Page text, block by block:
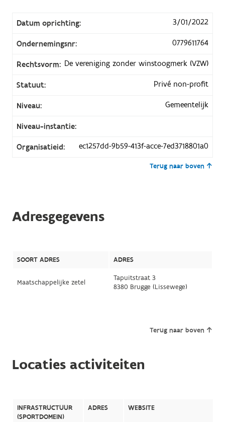
Datum oprichting: 3/01/2022
Ondernemingsnr: 0779611764
Rechtsvorm: De vereniging zonder winstoogmerk (VZW)
Statuut: Privé non-profit
Niveau: Gemeentelijk
Niveau-instantie:
Organisatieid: ec1257dd-9b59-413f-acce-7ed3718801a0
Terug naar boven
Adresgegevens
SOORT ADRES ADRES
Maatschappelijke zetel
Tapuitstraat 3
8380 Brugge (Lissewege)
Terug naar boven
Locaties activiteiten
INFRASTRUCTUUR
(SPORTDOMEIN)
ADRES WEBSITE